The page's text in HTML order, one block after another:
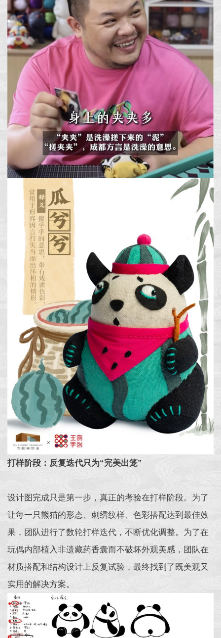
打样阶段：反复迭代只为“完美出笼”
设计图完成只是第一步，真正的考验在打样阶段。为了
让每一只熊猫的形态、刺绣纹样、色彩搭配达到最佳效
果，团队进行了数轮打样迭代，不断优化调整。为了在
玩偶内部植入非遗藏药香囊而不破坏外观美感，团队在
材质搭配和结构设计上反复试验，最终找到了既美观又
实用的解决方案。